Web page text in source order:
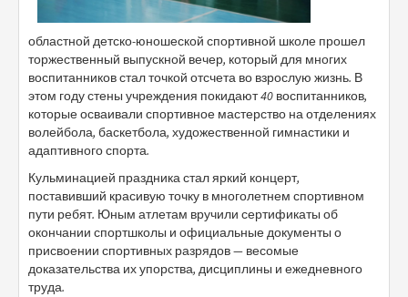
областной детско-юношеской спортивной школе прошел
торжественный выпускной вечер, который для многих
воспитанников стал точкой отсчета во взрослую жизнь. В
этом году стены учреждения покидают 40 воспитанников,
которые осваивали спортивное мастерство на отделениях
волейбола, баскетбола, художественной гимнастики и
адаптивного спорта.
Кульминацией праздника стал яркий концерт,
поставивший красивую точку в многолетнем спортивном
пути ребят. Юным атлетам вручили сертификаты об
окончании спортшколы и официальные документы о
присвоении спортивных разрядов — весомые
доказательства их упорства, дисциплины и ежедневного
труда.